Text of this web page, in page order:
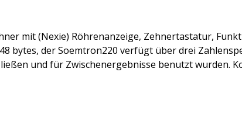
mit (Nexie) Röhrenanzeige, Zehnertastatur,
bytes, der Soemtron220 verfügt über drei
und für Zwischenergebnisse benutzt wurden.